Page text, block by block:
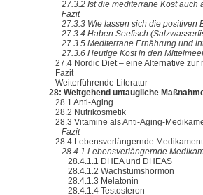
27.3.2 Ist die mediterrane Kost
Fazit
27.3.3 Wie lassen sich die positiven
27.3.4 Haben Seefisch
27.3.5 Mediterrane Ernährung und
27.3.6 Heutige Kost in den
27.4 Nordic Diet – eine Alternative
Fazit
Weiterführende Literatur
28: Weitgehend untaugliche
28.1 Anti-Aging
28.2 Nutrikosmetik
28.3 Vitamine als Anti-Aging-
Fazit
28.4 Lebensverlängernde
28.4.1 Lebensverlängernde
28.4.1.1 DHEA und DHEAS
28.4.1.2 Wachstumshormon
28.4.1.3 Melatonin
28.4.1.4 Testosteron